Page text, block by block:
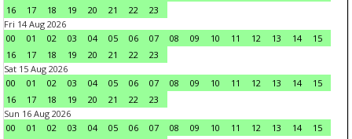
16
17 18 19 20 21 22
23
Fri 14 Aug 2026
00
01 02 03 04 05 06 07 08 09 10 11 12 13 14
15
16
17 18 19 20 21 22
23
Sat 15 Aug 2026
00
01 02 03 04 05 06 07 08 09 10 11 12 13 14
15
16
17 18 19 20 21 22
23
Sun 16 Aug 2026
00
01 02 03 04 05 06 07 08 09 10 11 12 13 14
15